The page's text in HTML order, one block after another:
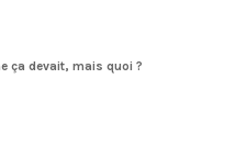
ça devait, mais quoi ?